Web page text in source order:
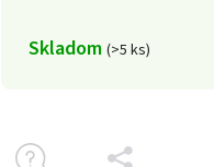
Skladom (>5 ks)